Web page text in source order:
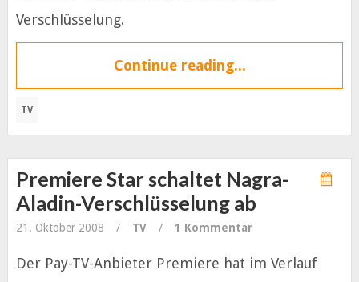
Verschlüsselung.
Continue reading...
TV
Premiere Star schaltet Nagra-
Aladin-Verschlüsselung ab
21. Oktober 2008 / TV / 1 Kommentar
Der Pay-TV-Anbieter Premiere hat im Verlauf